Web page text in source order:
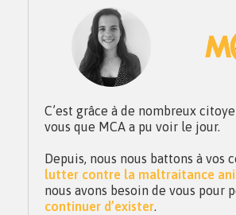
C’est grâce à de nombreux
vous que MCA a pu voir le jour.
Depuis, nous nous battons à vos
lutter contre la maltraitance
nous avons besoin de vous pour
continuer d’exister.